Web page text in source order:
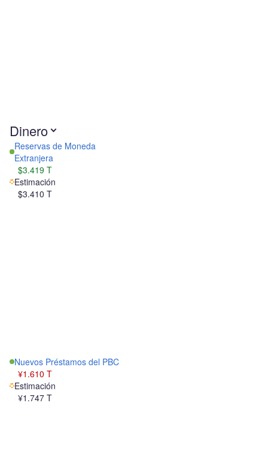
Dinero
Reservas de Moneda
Extranjera
$3.419 T
Estimación
$3.410 T
Nuevos Préstamos del PBC
¥1.610 T
Estimación
¥1.747 T